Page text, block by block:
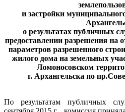
и застройки
о результатах публичных
предоставлении разрешения на
параметров разрешенного
жилого дома на земельных
Ломоносовском
г. Архангельска по
По результатам публичных